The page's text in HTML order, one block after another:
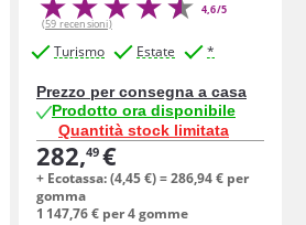
4,6/5
(59 recensioni)
Turismo Estate *
Prezzo per consegna a casa
Prodotto ora disponibile
Quantità stock limitata
282,49 €
+ Ecotassa: (4,45€) =286,94€ per
gomma
1 147,76€ per 4 gomme